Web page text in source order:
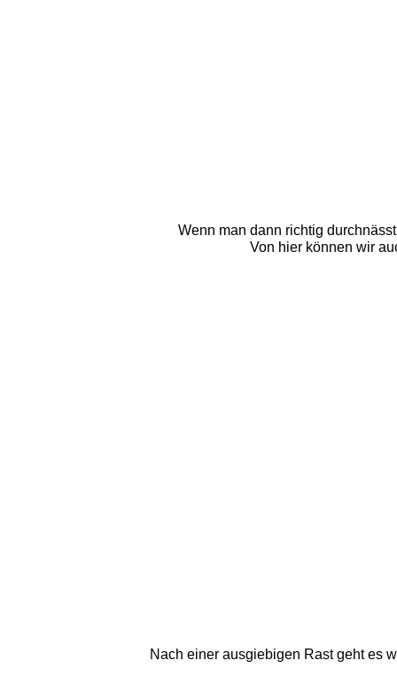
Wenn man dann richtig
Von hier können wir
Nach einer ausgiebigen Rast geht es